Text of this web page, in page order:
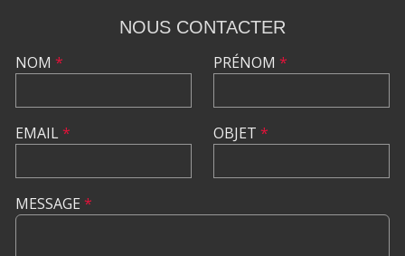
NOUS CONTACTER
NOM *
EMAIL*
PRÉNOM *
OBJET *
MESSAGE *